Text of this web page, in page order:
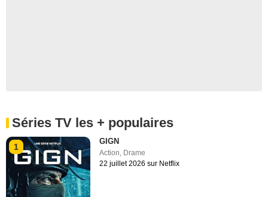
Séries TV les + populaires
1
GIGN
Action, Drame
22 juillet 2026 sur Netflix